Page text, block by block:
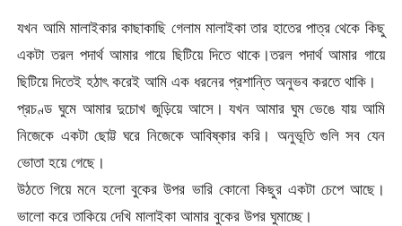
যখন আমি মালাইকার কাছাকাছি গেলাম মালাইকা তার হাতের পাত্র থেকে কিছু
একটা তরল পদার্থ আমার গায়ে ছিটিয়ে দিতে থাকে।তরল পদার্থ আমার গায়ে
ছিটিয়ে দিতেই হঠাৎ করেই আমি এক ধরনের প্রশান্তি অনুভব করতে থাকি।
প্রচণ্ড ঘুমে আমার দুচোখ জুড়িয়ে আসে। যখন আমার ঘুম ভেঙে যায় আমি
নিজেকে একটা ছোট্ট ঘরে নিজেকে আবিষ্কার করি। অনুভূতি গুলি সব যেন
ভোতা হয়ে গেছে।
উঠতে গিয়ে মনে হলো বুকের উপর ভারি কোনো কিছুর একটা চেপে আছে।
ভালো করে তাকিয়ে দেখি মালাইকা আমার বুকের উপর ঘুমাচ্ছে।